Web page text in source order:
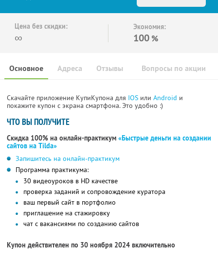
Цена без скидки:
∞
Экономия:
100 %
Основное Отзывы Вопросы по акции
Адреса
Скачайте приложение КупиКупона для IOS или Android и
покажите купон с экрана смартфона. Это удобно :)
ЧТО ВЫ ПОЛУЧИТЕ
Скидка 100% на онлайн-практикум «Быстрые деньги на создании
сайтов на Tilda»
Запишитесь на онлайн-практикум
Программа практикума:
30 видеоуроков в HD качестве
проверка заданий и сопровождение куратора
ваш первый сайт в портфолио
приглашение на стажировку
чат с вакансиями по созданию сайтов
Купон действителен по 30 ноября 2024 включительно